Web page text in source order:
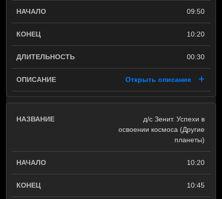
09:50
10:20
00:30
Открыть описание
д/с Зенит. Успехи в
освоении космоса (Другие
планеты)
10:20
10:45